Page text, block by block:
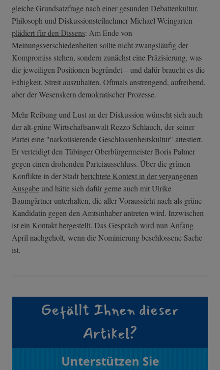
gleiche Grundsatzfrage nach einer gesunden Debattenkultur.
Philosoph und Diskussionsteilnehmer Michael Weingarten
plädiert für den Dissens: Am Ende von
Meinungsverschiedenheiten sollte nicht zwangsläufig der
Kompromiss stehen, sondern zunächst eine Präzisierung, was
die jeweiligen Positionen begründet – und dafür braucht es die
Fähigkeit, Streit auszuhalten. Oftmals anstrengend, aufreibend,
aber der Wesenskern demokratischer Prozesse.
Mehr Reibung und Lust an der Diskussion wünscht sich auch
der alt-grüne Wirtschaftsanwalt Rezzo Schlauch, der seiner
Partei eine "narkotisierende Geschlossenheitskultur" attestiert.
Er verteidigt den Tübinger Oberbürgermeister Boris Palmer
gegen einen drohenden Parteiausschluss. Über die grünen
Konflikte in der Stadtberichtete Kontext in der vergangenen
Ausgabeund hätte sich dafür gerne auch mit Ulrike
Baumgärtner unterhalten, die aller Voraussicht nach als grüne
Kandidatin gegen den Amtsinhaber antreten wird. Inzwischen
ist ein Kontakt hergestellt. Das Gespräch wird nun Anfang
April nachgeholt, wenn die Nominierung beschlossene Sache
ist.
Gefällt Ihnen dieser
Artikel?
Unterstützen Sie